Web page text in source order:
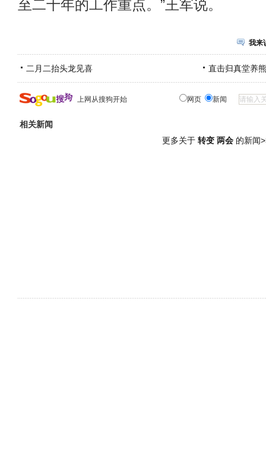
至二十年的工作重点。”王军说。
我来
二月二抬头龙见喜 直击归真堂养
上网从搜狗开始 网页 新闻
相关新闻
更多关于 转变 两会的新闻